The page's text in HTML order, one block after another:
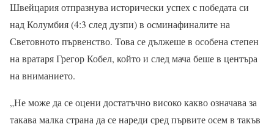
Швейцария отпразнува исторически успех с победата си
над Колумбия (4:3 след дузпи) в осминафиналите на
Световното първенство. Това се дължеше в особена степен
на вратаря Грегор Кобел, който и след мача беше в центъра
на вниманието.
„Не може да се оцени достатъчно високо какво означава за
такава малка страна да се нареди сред първите осем в такъв